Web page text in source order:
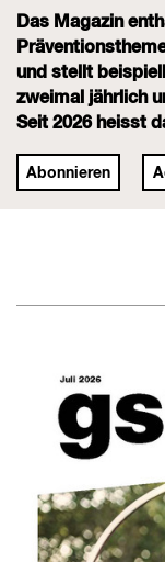
Das Magazin
und stellt
zweimal jährlich
Seit 2026 heisst
Abonnieren